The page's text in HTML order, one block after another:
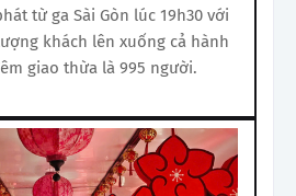
từ ga Sài Gòn lúc 19h30 với
khách lên xuống cả hành
giao thừa là 995 người.